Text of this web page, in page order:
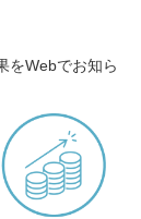
をWebでお知ら